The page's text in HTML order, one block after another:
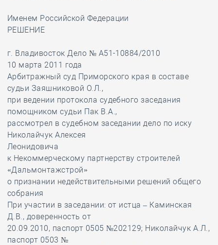
Именем Российской Федерации
РЕШЕНИЕ
г. Владивосток Дело № А51-10884/2010
10 марта 2011 года
Арбитражный суд Приморского края в составе
судьи Заяшниковой О.Л.,
при ведении протокола судебного заседания
помощником судьи Пак В.А.,
рассмотрел в судебном заседании дело по иску
Николайчук Алексея
Леонидовича
к Некоммерческому партнерству строителей
«Дальмонтажстрой»
о признании недействительными решений общего
собрания
При участии в заседании: от истца – Каминская
Д.В., доверенность от
20.09.2010, паспорт 0505 №202129; Николайчук А.Л.,
паспорт 0503 №